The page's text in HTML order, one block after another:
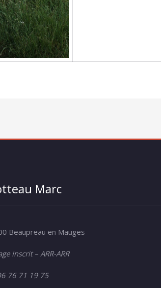
Marc
Beaupreau en Mauges
inscrit – ARR-ARR
76 71 19 75